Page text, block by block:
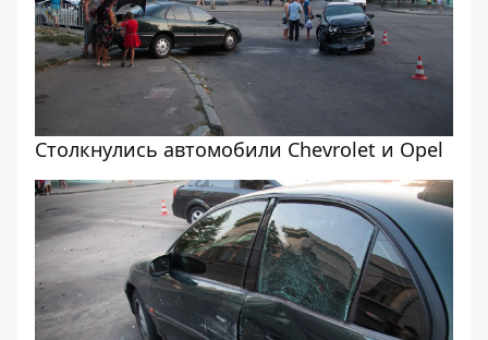
Столкнулись автомобили Chevrolet и Opel